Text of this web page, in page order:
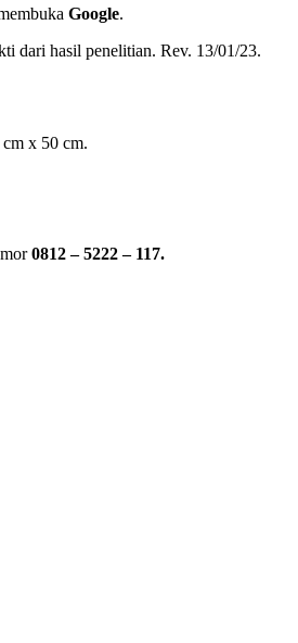
Google.
dari hasil penelitian. Rev. 13/01/23.
x 50 cm.
0812 – 5222 – 117.